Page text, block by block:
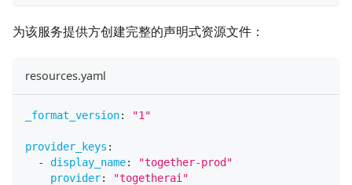
为该服务提供方创建完整的声明式资源文件：
resources.yaml
_format_version: "1"
provider_keys :
-
display_name:
"together-prod"
provider:
"togetherai"